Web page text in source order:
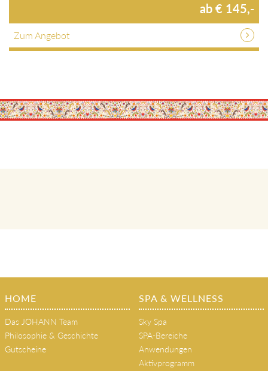
ab € 145,-
Zum Angebot
HOME
Das JOHANN Team
Philosophie & Geschichte
Gutscheine
SPA & WELLNESS
Sky Spa
SPA-Bereiche
Anwendungen
Aktivprogramm